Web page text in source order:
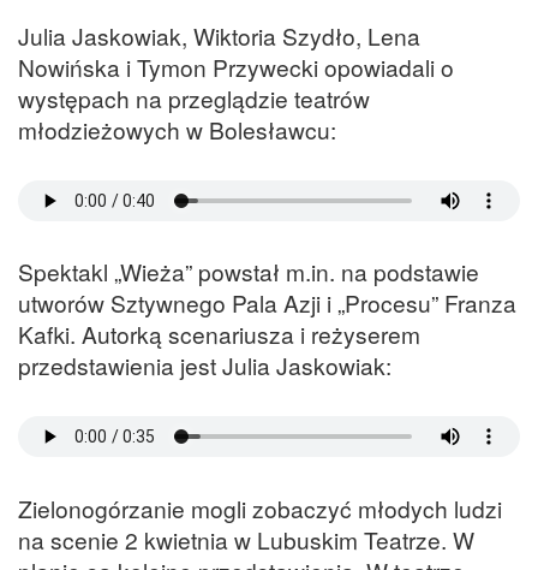
Julia Jaskowiak, Wiktoria Szydło, Lena
Nowińska i Tymon Przywecki opowiadali o
występach na przeglądzie teatrów
młodzieżowych w Bolesławcu:
Spektakl „Wieża” powstał m.in. na podstawie
utworów Sztywnego Pala Azji i „Procesu” Franza
Kafki. Autorką scenariusza i reżyserem
przedstawienia jest Julia Jaskowiak:
Zielonogórzanie mogli zobaczyć młodych ludzi
na scenie 2 kwietnia w Lubuskim Teatrze. W